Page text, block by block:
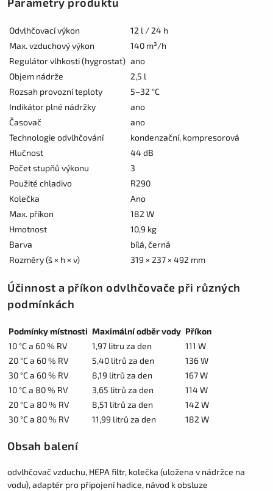
Odvlhčovací výkon
12 l / 24 h
Max. vzduchový výkon
140 m³/h
Regulátor vlhkosti (hygrostat) ano
Objem nádrže
2,5 l
Rozsah provozní teploty
5–32 °C
Indikátor plné nádržky
ano
Časovač
ano
Technologie odvlhčování
kondenzační, kompresorová
Hlučnost
44 dB
Počet stupňů výkonu
3
Použité chladivo
R290
Kolečka
Ano
Max. příkon
182 W
Hmotnost
10,9 kg
Barva
bílá, černá
Rozměry (š × h × v)
319 × 237 × 492 mm
Účinnost a příkon odvlhčovače při různých
podmínkách
Podmínky místnosti Maximální odběr vody Příkon
10 °C a 60 % RV
1,97 litru za den
111 W
20 °C a 60 % RV
5,40 litrů za den
136 W
30 °C a 60 % RV
8,19 litrů za den
167 W
10 °C a 80 % RV
3,65 litrů za den
114 W
20 °C a 80 % RV
8,51 litrů za den
142 W
30 °C a 80 % RV
11,99 litrů za den 182 W
Obsah balení
odvlhčovač vzduchu, HEPA filtr, kolečka (uložena v nádržce na
vodu), adaptér pro připojení hadice, návod k obsluze